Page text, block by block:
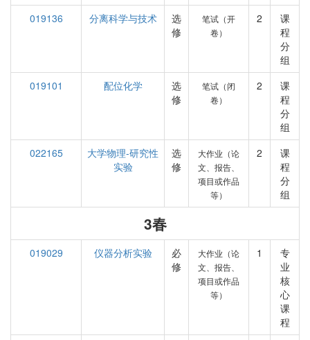
019136
分离科学与技术
选
修
笔试（开
卷）
2
课
程
分
组
019101
配位化学
选
修
笔试（闭
卷）
2
课
程
分
组
022165
大学物理-研究性
实验
选
修
大作业（论
文、报告、
项目或作品
等）
2
课
程
分
组
3春
019029 仪器分析实验
必
修
大作业（论
文、报告、
项目或作品
等）
1
专
业
核
心
课
程